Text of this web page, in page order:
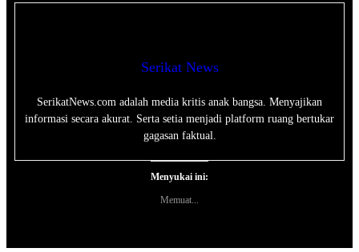
Serikat News
SerikatNews.com adalah media kritis anak bangsa. Menyajikan
informasi secara akurat. Serta setia menjadi platform ruang bertukar
gagasan faktual.
Menyukai ini:
Memuat...